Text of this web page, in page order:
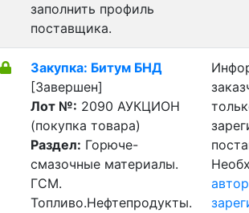
заполнить профиль
поставщика.
Закупка: Битум БНД
[Завершен]
Лот №: 2090 АУКЦИОН
(покупка товара)
Раздел: Горюче-
смазочные материалы.
ГСМ.
Топливо.Нефтепродукты.